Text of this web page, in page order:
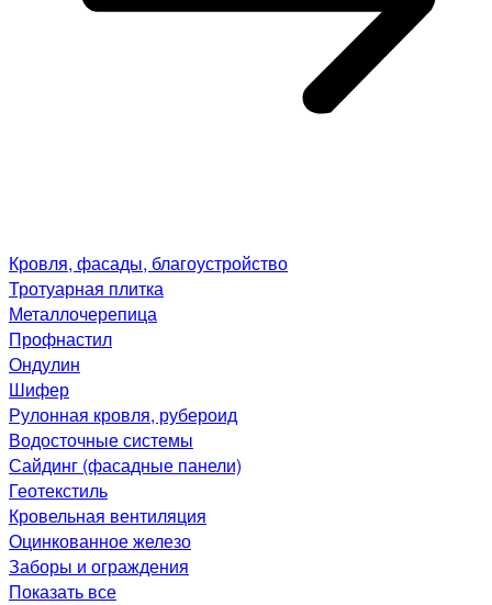
Кровля, фасады, благоустройство
Тротуарная плитка
Металлочерепица
Профнастил
Ондулин
Шифер
Рулонная кровля, рубероид
Водосточные системы
Сайдинг (фасадные панели)
Геотекстиль
Кровельная вентиляция
Оцинкованное железо
Заборы и ограждения
Показать все